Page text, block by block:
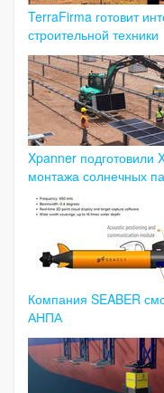
TerraFirma готовит
строительной техники
Xpanner подготовили
монтажа солнечных
Компания SEABER
АНПА